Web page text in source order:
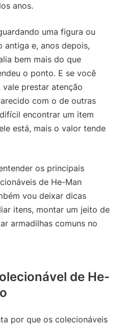
anos.
uma figura ou
antiga e, anos depois,
bem mais do que
o ponto. E se você
vale prestar atenção
com o de outras
encontrar um item
está, mais o valor tende
os principais
de He-Man
vou deixar dicas
itens, montar um jeito de
armadilhas comuns no
de He-
por que os colecionáveis